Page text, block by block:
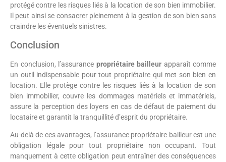
protégé contre les risques liés à la location de son bien immobilier.
Il peut ainsi se consacrer pleinement à la gestion de son bien sans
craindre les éventuels sinistres.
Conclusion
En conclusion, l’assurance propriétaire bailleur apparaît comme
un outil indispensable pour tout propriétaire qui met son bien en
location. Elle protège contre les risques liés à la location de son
bien immobilier, couvre les dommages matériels et immatériels,
assure la perception des loyers en cas de défaut de paiement du
locataire et garantit la tranquillité d’esprit du propriétaire.
Au-delà de ces avantages, l’assurance propriétaire bailleur est une
obligation légale pour tout propriétaire non occupant. Tout
manquement à cette obligation peut entraîner des conséquences